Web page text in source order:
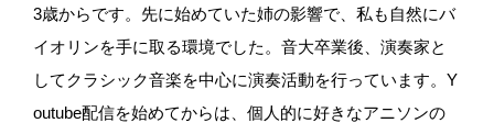
3歳からです。先に始めていた姉の影響で、私も自然にバ
イオリンを手に取る環境でした。音大卒業後、演奏家と
してクラシック音楽を中心に演奏活動を行っています。Y
outube配信を始めてからは、個人的に好きなアニソンの